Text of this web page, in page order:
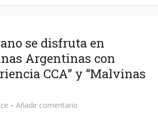
se disfruta en
Argentinas con
CCA” y “Malvinas
Añadir comentario